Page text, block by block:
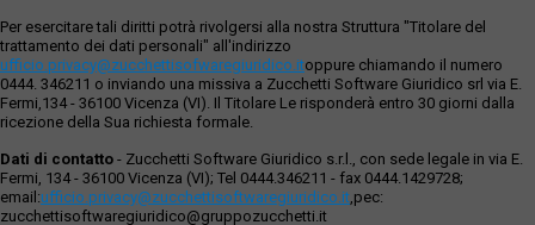
Per esercitare tali diritti potrà rivolgersi alla nostra Struttura "Titolare del
trattamento dei dati personali" all'indirizzo
ufficio.privacy@zucchettisofwaregiuridico.itoppure chiamando il numero
0444. 346211 o inviando una missiva a Zucchetti Software Giuridico srl via E.
Fermi,134 - 36100 Vicenza (VI). Il Titolare Le risponderà entro 30 giorni dalla
ricezione della Sua richiesta formale.
Dati di contatto - Zucchetti Software Giuridico s.r.l., con sede legale in via E.
Fermi, 134 - 36100 Vicenza (VI); Tel 0444.346211 - fax 0444.1429728;
email:ufficio.privacy@zucchettisoftwaregiuridico.it,pec:
zucchettisoftwaregiuridico@gruppozucchetti.it